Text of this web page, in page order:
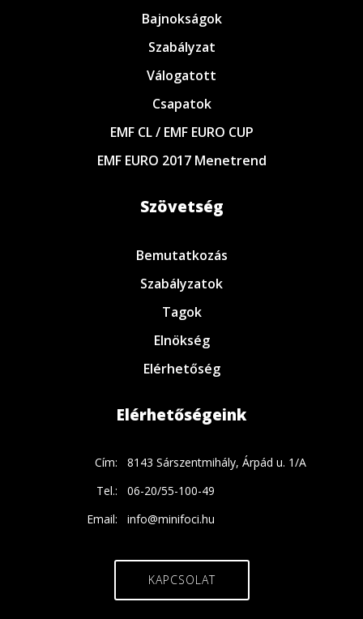
Bajnokságok
Szabályzat
Válogatott
Csapatok
EMF CL / EMF EURO CUP
EMF EURO 2017 Menetrend
Szövetség
Bemutatkozás
Szabályzatok
Tagok
Elnökség
Elérhetőség
Elérhetőségeink
Cím:
8143 Sárszentmihály, Árpád u. 1/A
Tel.:
06-20/55-100-49
Email:
info@minifoci.hu
KAPCSOLAT